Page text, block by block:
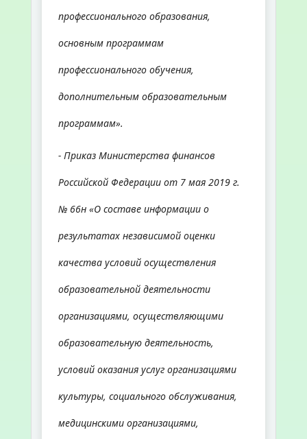
профессионального образования,
основным программам
профессионального обучения,
дополнительным образовательным
программам».
- Приказ Министерства финансов
Российской Федерации от 7 мая 2019 г.
№ 66н «О составе информации о
результатах независимой оценки
качества условий осуществления
образовательной деятельности
организациями, осуществляющими
образовательную деятельность,
условий оказания услуг организациями
культуры, социального обслуживания,
медицинскими организациями,